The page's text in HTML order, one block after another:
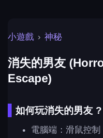
小遊戲 › 神秘
消失的男友
Escape)
如何玩消失的男友 ?
電腦端：滑鼠控制